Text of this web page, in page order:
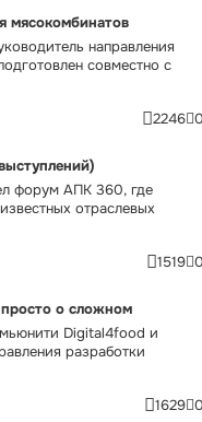
мясокомбинатов
направления
совместно с
2246
форум АПК 360, где
отраслевых
1519
о сложном
Digital4food и
разработки
1629